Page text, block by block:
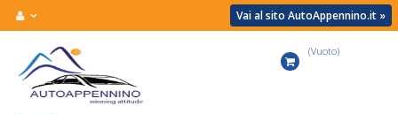
Vai al sito AutoAppennino.it »
(Vuoto)